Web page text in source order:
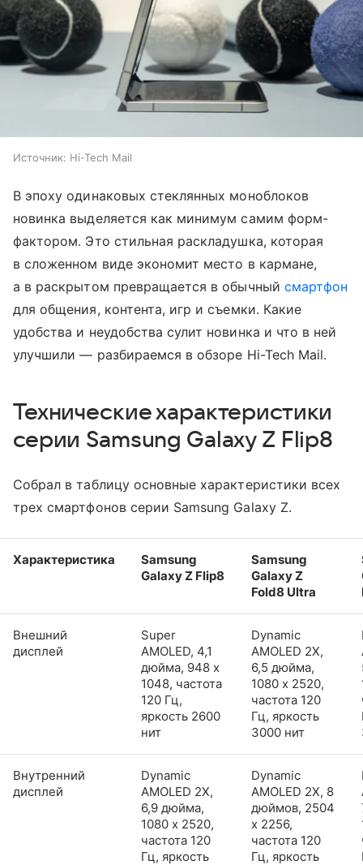
Источник: Hi-Tech Mail
В эпоху одинаковых стеклянных моноблоков
новинка выделяется как минимум самим форм-
фактором. Это стильная раскладушка, которая
в сложенном виде экономит место в кармане,
а в раскрытом превращается в обычный смартфон
для общения, контента, игр и съемки. Какие
удобства и неудобства сулит новинка и что в ней
улучшили — разбираемся в обзоре Hi-Tech Mail.
Технические характеристики
серии Samsung Galaxy Z Flip8
Собрал в таблицу основные характеристики всех
трех смартфонов серии Samsung Galaxy Z.
Характеристика
Samsung
Galaxy Z Flip8
Samsung
Galaxy Z
Fold8 Ultra
Внешний
дисплей
Super
AMOLED, 4,1
дюйма, 948 x
1048, частота
120 Гц,
яркость 2600
нит
Dynamic
AMOLED 2X,
6,5 дюйма,
1080 x 2520,
частота 120
Гц, яркость
3000 нит
Внутренний
дисплей
Dynamic
AMOLED 2X,
6,9 дюйма,
1080 x 2520,
частота 120
Гц, яркость
Dynamic
AMOLED 2X, 8
дюймов, 2504
x 2256,
частота 120
Гц, яркость